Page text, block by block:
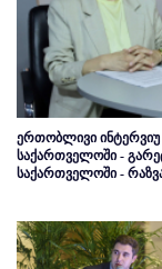
ერთობლივი
საქართველოში -
საქართველოში -